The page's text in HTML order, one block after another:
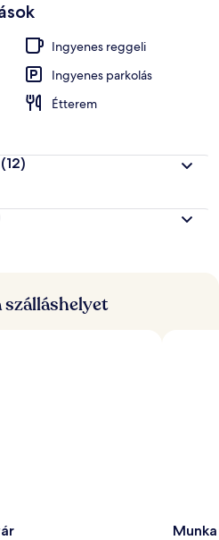
Ingyenes reggeli
Ingyenes parkolás
Étterem
(12)